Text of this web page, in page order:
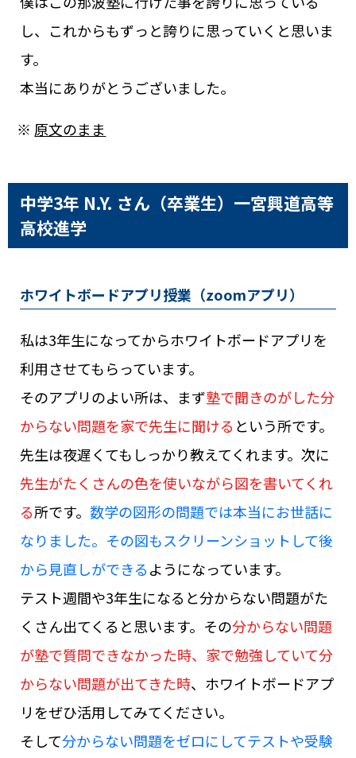
し、これからもずっと誇りに思っていくと思いま
す。
本当にありがとうございました。
※ 原文のまま
中学3年 N.Y. さん（卒業生） 一宮興道高等
高校進学
ホワイトボードアプリ授業（zoomアプリ）
私は3年生になってからホワイトボードアプリを
利用させてもらっています。
そのアプリのよい所は、まず塾で聞きのがした分
からない問題を家で先生に聞ける という所です。
先生は夜遅くてもしっかり教えてくれます。次に
先生がたくさんの色を使いながら図を書いてくれ
る所です。 数学の図形の問題では本当にお世話に
なりました。その図もスクリーンショットして後
から見直しができるようになっています。
テスト週間や3年生になると分からない問題がた
くさん出てくると思います。その分からない問題
が塾で質問できなかった時、家で勉強していて分
からない問題が出てきた時、ホワイトボードアプ
リをぜひ活用してみてください。
そして分からない問題をゼロにしてテストや受験